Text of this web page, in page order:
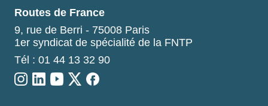
Routes de France
9, rue de Berri - 75008 Paris
1er syndicat de spécialité de la FNTP
Tél : 01 44 13 32 90